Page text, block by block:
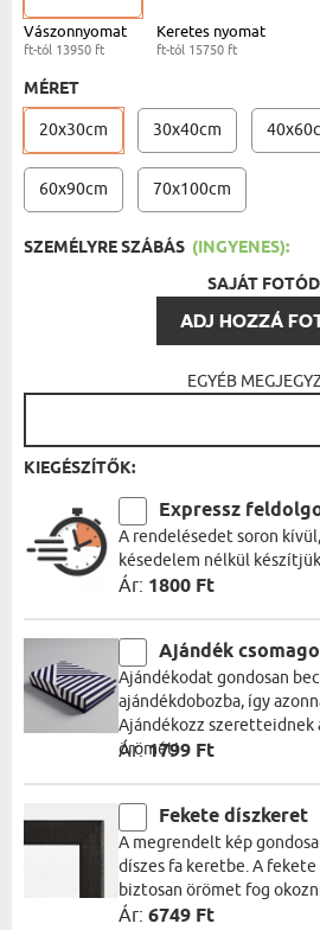
Vászonnyomat
ft-tól 13950 ft
Keretes nyomat
ft-tól 15750 ft
MÉRET
20x30cm 30x40cm
60x90cm 70x100cm
SZEMÉLYRE SZÁBÁS (INGYENES):
SAJÁT
ADJ HOZZÁ
EGYÉB
KIEGÉSZÍTŐK:
Expressz
A rendelésedet soron
késedelem nélkül
Ár: 1800 Ft
Ajándék
Ajándékodat gondosan
ajándékdobozba, így
Ajándékozz szeretteidnek
örömét!
Ár:1799 Ft
Fekete díszkeret
A megrendelt kép
díszes fa keretbe. A
biztosan örömet fog
Ár: 6749 Ft